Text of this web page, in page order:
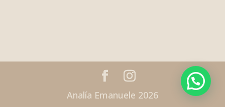
Analía Emanuele 2026